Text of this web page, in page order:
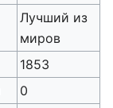
Лучший из
миров
1853
0